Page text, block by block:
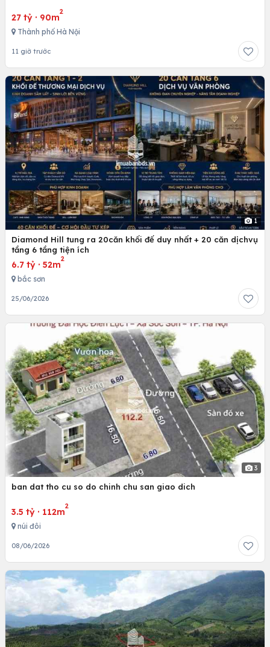
27 tỷ · 90m
2
Thành phố Hà Nội
11 giờ trước
1
Diamond Hill tung ra 20căn khối đế duy nhất + 20 căn dịchvụ
tầng 6 tầng tiện ích
6.7 tỷ · 52m
2
bắc sơn
25/06/2026
3
ban dat tho cu so do chinh chu san giao dich
3.5 tỷ · 112m
2
núi đôi
08/06/2026